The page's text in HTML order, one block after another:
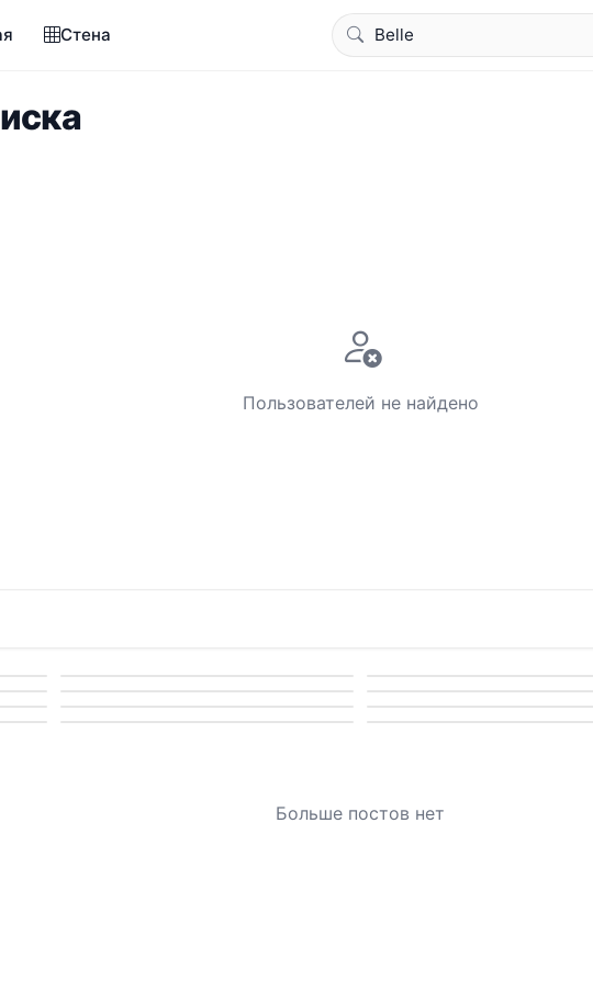
Стена
Пользователей не найдено
Больше постов нет